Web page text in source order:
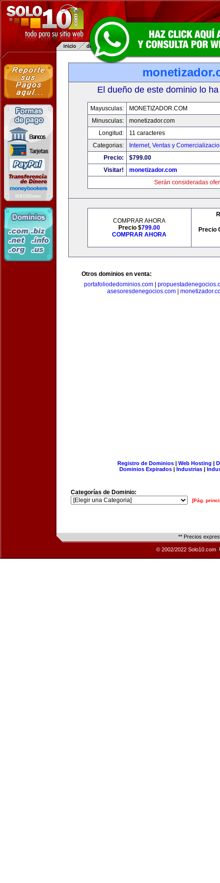
El dueño de este dominio lo
Mayusculas:
MONETIZADOR.COM
Minusculas:
monetizador.com
Longitud:
11 caracteres
Categorias:
Internet, Ventas y
Precio:
$799.00
Visitar!
monetizador.com
Serán consideradas
COMPRAR AHORA
Precio $799.00
COMPRAR AHORA
Precio
Otros dominios en venta:
portafoliodedominios.com|
asesoresdenegocios.com
Registro de Dominios| Web Hosting |
Dominios Expirados | Industrias |
Categorías de Dominio:
[Pág.
** Precios
© 2002/2022 Solo10.com